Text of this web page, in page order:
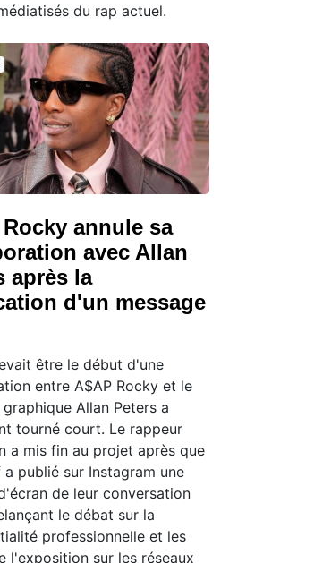
du rap actuel.
Rocky annule sa
avec Allan
après la
d'un message
être le début d'une
entre A$AP Rocky et le
Allan Peters a
tourné court. Le rappeur
a mis fin au projet après que
publié sur Instagram une
de leur conversation
le débat sur la
professionnelle et les
l'exposition sur les réseaux